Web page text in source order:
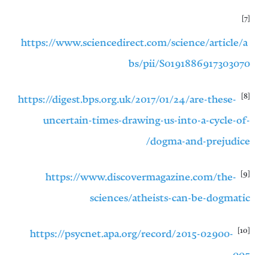
[7]
https://www.sciencedirect.com/science/article/a
bs/pii/S0191886917303070
[8]
https://digest.bps.org.uk/2017/01/24/are-these-
uncertain-times-drawing-us-into-a-cycle-of-
dogma-and-prejudice/
[9]
https://www.discovermagazine.com/the-
sciences/atheists-can-be-dogmatic
[10]
https://psycnet.apa.org/record/2015-02900-